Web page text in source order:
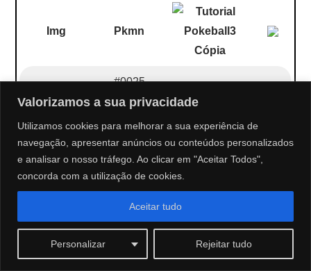
Valorizamos a sua privacidade
Utilizamos cookies para melhorar a sua experiência de
navegação, apresentar anúncios ou conteúdos personalizados
e analisar o nosso tráfego. Ao clicar em "Aceitar Todos",
concorda com a utilização de cookies.
Personalizar Rejeitar tudo
Aceitar tudo
Img Pkmn
#0025
Pikachu
(tiara de lua)
616-670
#0025
493-536
3277